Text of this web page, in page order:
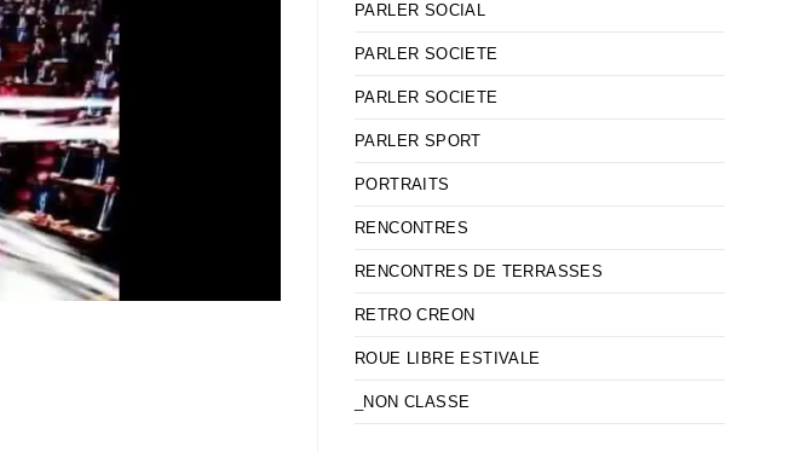
PARLER SOCIAL
PARLER SOCIETE
PARLER SOCIETE
PARLER SPORT
PORTRAITS
RENCONTRES
RENCONTRES DE TERRASSES
RETRO CREON
ROUE LIBRE ESTIVALE
_NON CLASSE